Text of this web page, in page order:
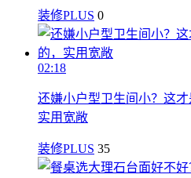
装修PLUS 0
02:18
还嫌小户型卫生间小？这才
实用宽敞
装修PLUS 35